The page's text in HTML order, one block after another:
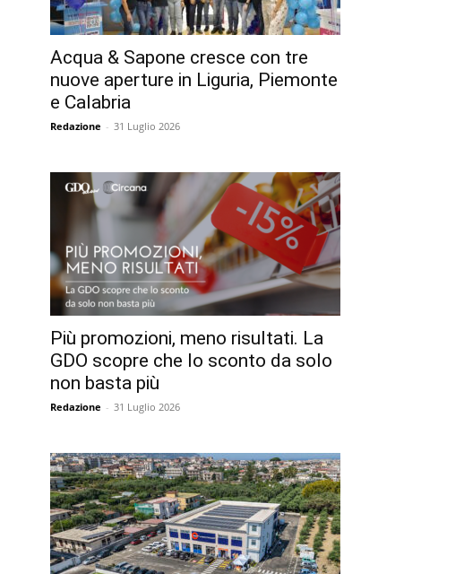
Acqua & Sapone cresce con tre
nuove aperture in Liguria, Piemonte
e Calabria
Redazione - 31 Luglio 2026
Più promozioni, meno risultati. La
GDO scopre che lo sconto da solo
non basta più
Redazione - 31 Luglio 2026